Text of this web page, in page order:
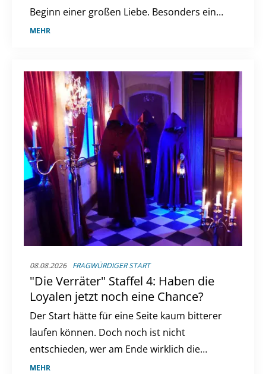
Beginn einer großen Liebe. Besonders ein
Moment blieb ihm bis heute im Herzen.
MEHR
08.08.2026 FRAGWÜRDIGER START
"Die Verräter" Staffel 4: Haben die
Loyalen jetzt noch eine Chance?
Der Start hätte für eine Seite kaum bitterer
laufen können. Doch noch ist nicht
entschieden, wer am Ende wirklich die
Kontrolle behält.
MEHR